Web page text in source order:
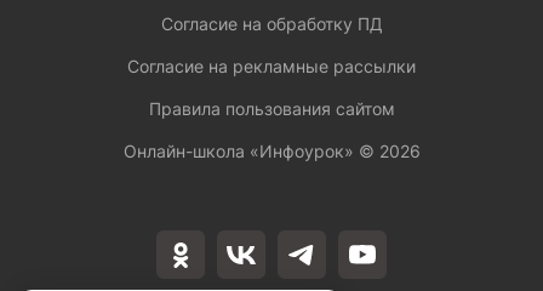
Согласие на обработку ПД
Согласие на рекламные рассылки
Правила пользования сайтом
Онлайн-школа «Инфоурок» © 2026